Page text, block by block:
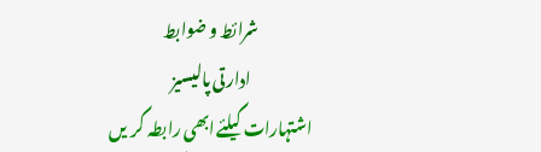
شرائط و ضوابط
ادارتی پالیسیز
اشتہارات کیلئے ابھی رابطہ کریں